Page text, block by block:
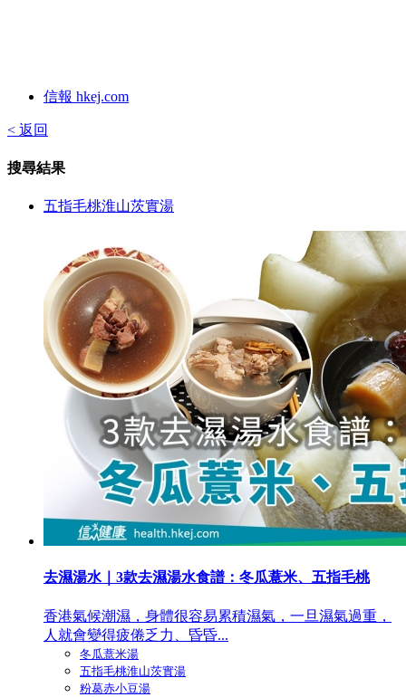
信報 hkej.com
< 返回
搜尋結果
五指毛桃淮山茨實湯
去濕湯水｜3款去濕湯水食譜：冬瓜薏米、五指毛桃
香港氣候潮濕，身體很容易累積濕氣，一旦濕氣過重，
人就會變得疲倦乏力、昏昏...
冬瓜薏米湯
五指毛桃淮山茨實湯
粉葛赤小豆湯